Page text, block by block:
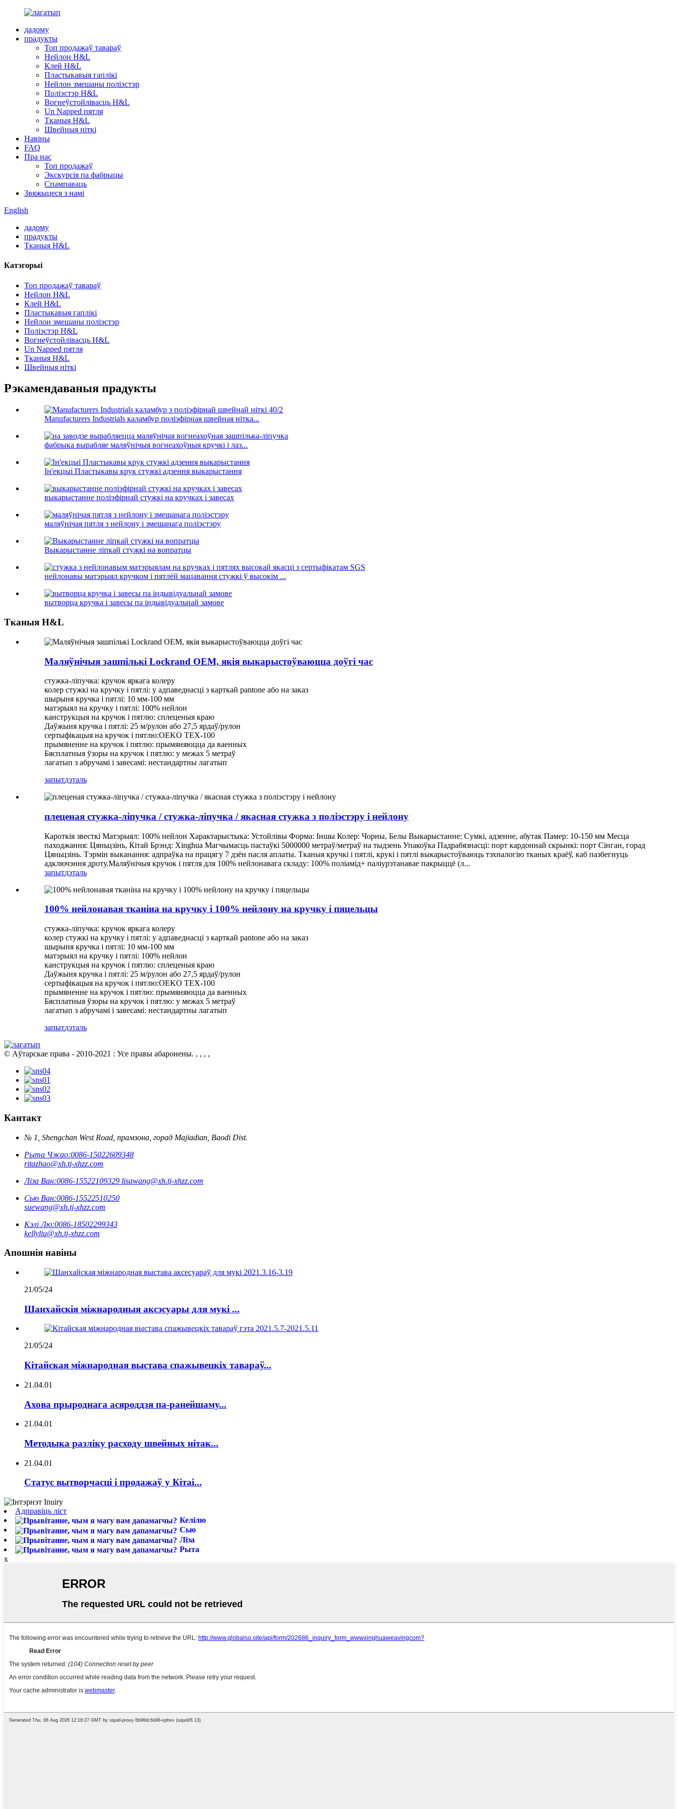
дадому
прадукты
Топ продажаў тавараў
Нейлон H&L
Клей H&L
Пластыкавыя гаплікі
Нейлон змешаны поліэстэр
Поліэстэр H&L
Вогнеўстойлівасць H&L
Un Napped пятля
Тканыя H&L
Швейныя ніткі
Навіны
FAQ
Пра нас
Топ продажаў
Экскурсія па фабрыцы
Спампаваць
Звяжыцеся з намі
English
дадому
прадукты
Тканыя H&L
Катэгорыі
Топ продажаў тавараў
Нейлон H&L
Клей H&L
Пластыкавыя гаплікі
Нейлон змешаны поліэстэр
Поліэстэр H&L
Вогнеўстойлівасць H&L
Un Napped пятля
Тканыя H&L
Швейныя ніткі
Рэкамендаваныя прадукты
Manufacturers Industrials каламбур поліэфірная швейная нітка...
фабрыка вырабляе маляўнічыя вогнеахоўныя кручкі і лаз...
Ін'екцыі Пластыкавы крук стужкі адзення выкарыстання
выкарыстанне поліэфірнай стужкі на кручках і завесах
маляўнічая пятля з нейлону і змешанага поліэстэру
Выкарыстанне ліпкай стужкі на вопратцы
нейлонавы матэрыял кручком і пятлёй мацавання стужкі ў высокім ...
вытворца кручка і завесы па індывідуальнай замове
Тканыя H&L
Маляўнічыя зашпількі Lockrand OEM, якія выкарыстоўваюцца доўгі час
стужка-ліпучка: кручок яркага колеру
колер стужкі на кручку і пятлі: у адпаведнасці з карткай pantone або на заказ
шырыня кручка і пятлі: 10 мм-100 мм
матэрыял на кручку і пятлі: 100% нейлон
канструкцыя на кручок і пятлю: сплеценыя краю
Даўжыня кручка і пятлі: 25 м/рулон або 27,5 ярдаў/рулон
сертыфікацыя на кручок і пятлю:OEKO TEX-100
прымяненне на кручок і пятлю: прымяняюцца да ваенных
Бясплатныя ўзоры на кручок і пятлю: у межах 5 метраў
лагатып з абручамі і завесамі: нестандартны лагатып
запытдэталь
плеценая стужка-ліпучка / стужка-ліпучка / якасная стужка з поліэстэру і нейлону
Кароткія звесткі Матэрыял: 100% нейлон Характарыстыка: Устойлівы Форма: Іншы Колер: Чорны, Белы Выкарыстанне: Сумкі, адзенне, абутак Памер: 10-150 мм Месца
паходжання: Цяньцзінь, Кітай Брэнд: Xinghua Магчымасць пастаўкі 5000000 метраў/метраў на тыдзень Упакоўка Падрабязнасці: порт кардоннай скрынкі: порт Сінган, горад
Цяньцзінь. Тэрмін выканання: адпраўка на працягу 7 дзён пасля аплаты. Тканыя кручкі і пятлі, крукі і пятлі выкарыстоўваюць тэхналогію тканых краёў, каб пазбегнуць
адключэння дроту.Маляўнічыя кручок і пятля для 100% нейлонавага складу: 100% поліамід+ паліурэтанавае пакрыццё (л...
запытдэталь
100% нейлонавая тканіна на кручку і 100% нейлону на кручку і пяцельцы
стужка-ліпучка: кручок яркага колеру
колер стужкі на кручку і пятлі: у адпаведнасці з карткай pantone або на заказ
шырыня кручка і пятлі: 10 мм-100 мм
матэрыял на кручку і пятлі: 100% нейлон
канструкцыя на кручок і пятлю: сплеценыя краю
Даўжыня кручка і пятлі: 25 м/рулон або 27,5 ярдаў/рулон
сертыфікацыя на кручок і пятлю:OEKO TEX-100
прымяненне на кручок і пятлю: прымяняюцца да ваенных
Бясплатныя ўзоры на кручок і пятлю: у межах 5 метраў
лагатып з абручамі і завесамі: нестандартны лагатып
запытдэталь
© Аўтарскае права - 2010-2021 : Усе правы абаронены. , , , ,
Кантакт
№ 1, Shengchan West Road, прамзона, горад Majiadian, Baodi Dist.
Рыта Чжао:0086-15022609348
ritazhao@xh.tj-xhzz.com
Ліза Ван:0086-15522109329 lisawang@xh.tj-xhzz.com
Сью Ван:0086-15522510250
suewang@xh.tj-xhzz.com
Кэлі Лю:0086-18502299343
kellyliu@xh.tj-xhzz.com
Апошнія навіны
21/05/24
Шанхайскія міжнародныя аксэсуары для мукі ...
21/05/24
Кітайская міжнародная выстава спажывецкіх тавараў...
21.04.01
Ахова прыроднага асяроддзя па-ранейшаму...
21.04.01
Методыка разліку расходу швейных нітак...
21.04.01
Статус вытворчасці і продажаў у Кітаі...
Адправіць ліст
Келілю
Сью
Ліза
Рыта
x